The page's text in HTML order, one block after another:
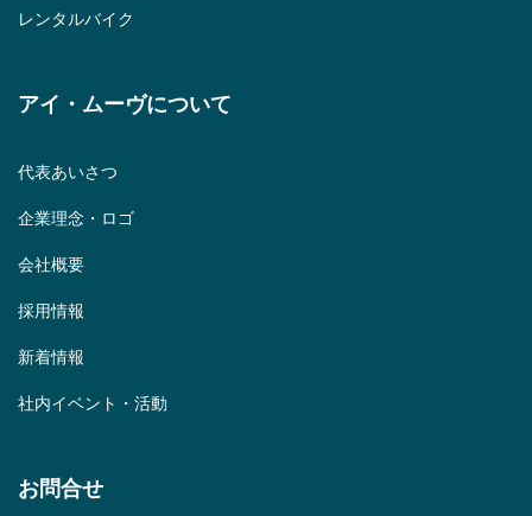
レンタルバイク
アイ・ムーヴについて
代表あいさつ
企業理念・ロゴ
会社概要
採用情報
新着情報
社内イベント・活動
お問合せ